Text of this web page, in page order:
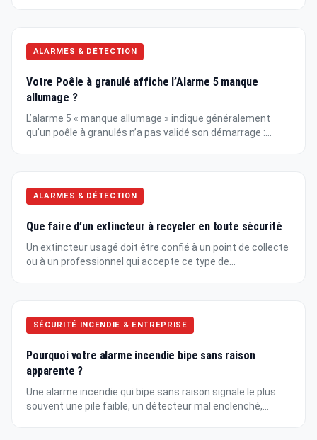
ALARMES & DÉTECTION
Votre Poêle à granulé affiche l’Alarme 5 manque
allumage ?
L’alarme 5 « manque allumage » indique généralement
qu’un poêle à granulés n’a pas validé son démarrage :...
ALARMES & DÉTECTION
Que faire d’un extincteur à recycler en toute sécurité
Un extincteur usagé doit être confié à un point de collecte
ou à un professionnel qui accepte ce type de...
SÉCURITÉ INCENDIE & ENTREPRISE
Pourquoi votre alarme incendie bipe sans raison
apparente ?
Une alarme incendie qui bipe sans raison signale le plus
souvent une pile faible, un détecteur mal enclenché,...